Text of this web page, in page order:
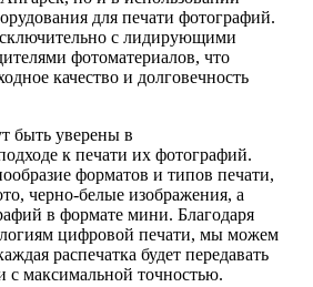
для печати фотографий.
с лидирующими
фотоматериалов, что
качество и долговечность
быть уверены в
к печати их фотографий.
форматов и типов печати,
черно-белые изображения, а
в формате мини. Благодаря
цифровой печати, мы можем
распечатка будет передавать
с максимальной точностью.